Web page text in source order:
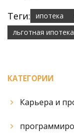
Теги: ипотека
льготная ипотека
КАТЕГОРИИ
Карьера и